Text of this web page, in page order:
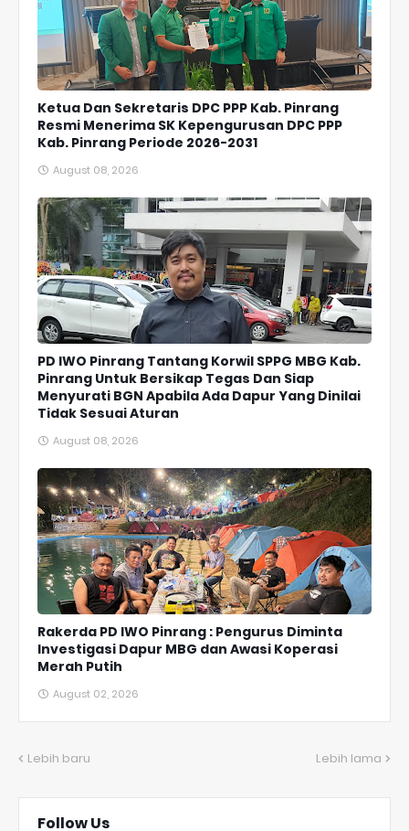
Ketua Dan Sekretaris DPC PPP Kab. Pinrang
Resmi Menerima SK Kepengurusan DPC PPP
Kab. Pinrang Periode 2026-2031
August 08, 2026
PD IWO Pinrang Tantang Korwil SPPG MBG Kab.
Pinrang Untuk Bersikap Tegas Dan Siap
Menyurati BGN Apabila Ada Dapur Yang Dinilai
Tidak Sesuai Aturan
August 08, 2026
Rakerda PD IWO Pinrang : Pengurus Diminta
Investigasi Dapur MBG dan Awasi Koperasi
Merah Putih
August 02, 2026
Lebih baru Lebih lama
Follow Us